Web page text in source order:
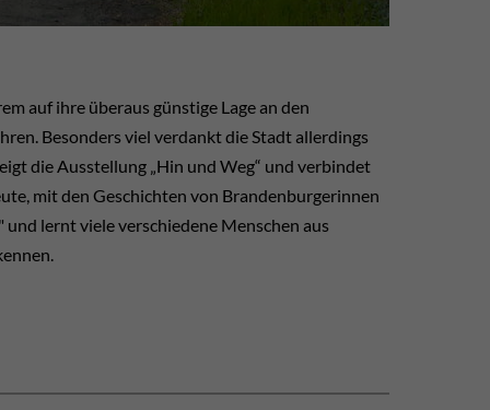
auf ihre überaus günstige Lage an den
Besonders viel verdankt die Stadt allerdings
die Ausstellung „Hin und Weg“ und verbindet
mit den Geschichten von Brandenburgerinnen
lernt viele verschiedene Menschen aus